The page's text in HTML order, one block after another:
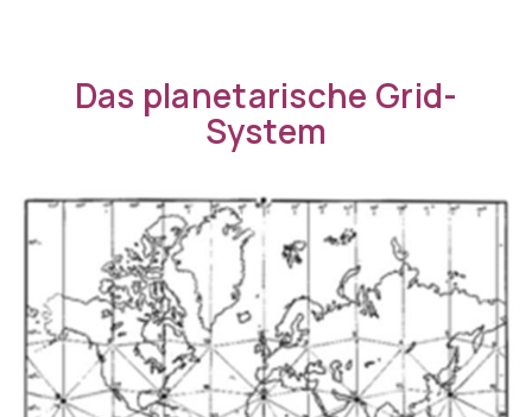
Das planetarische Grid-
System